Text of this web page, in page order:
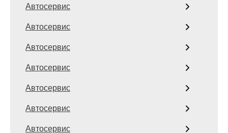
Автосервис
Автосервис
Автосервис
Автосервис
Автосервис
Автосервис
Автосервис